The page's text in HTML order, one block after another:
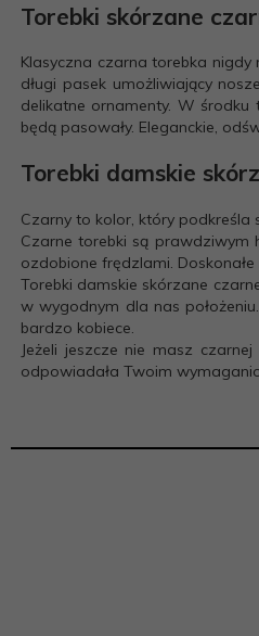
Torebki skórzane
Klasyczna czarna torebka
długi pasek umożliwiający
delikatne ornamenty. W środku
będą pasowały. Eleganckie,
Torebki damskie
Czarny to kolor, który podkreśla
Czarne torebki są prawdziwym
ozdobione frędzlami.
Torebki damskie skórzane
w wygodnym dla nas
bardzo kobiece.
Jeżeli jeszcze nie masz
odpowiadała Twoim